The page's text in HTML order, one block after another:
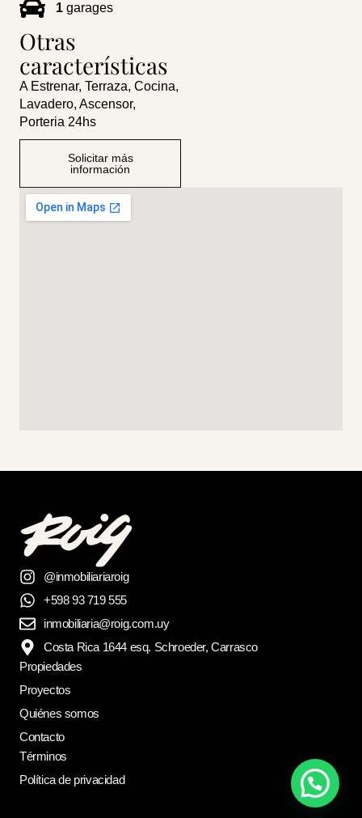
1 garages
Otras
características
A Estrenar, Terraza, Cocina,
Lavadero, Ascensor,
Porteria 24hs
Solicitar más
información
@inmobiliariaroig
+598 93 719 555
inmobiliaria@roig.com.uy
Costa Rica 1644 esq. Schroeder, Carrasco
Propiedades
Proyectos
Quiénes somos
Contacto
Términos
Política de privacidad